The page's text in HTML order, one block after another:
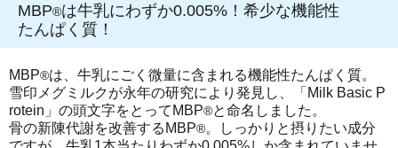
MBP®は牛乳にわずか0.005%！希少な機能性
たんぱく質！
MBP®は、牛乳にごく微量に含まれる機能性たんぱく質。
雪印メグミルクが永年の研究により発見し、「Milk Basic P
rotein」の頭文字をとってMBP®と命名しました。
骨の新陳代謝を改善するMBP®。しっかりと摂りたい成分